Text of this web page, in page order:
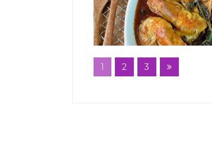
1 2 3